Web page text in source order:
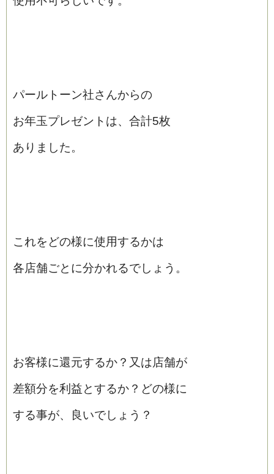
パールトーン社さんからの
お年玉プレゼントは、合計5枚
ありました。
これをどの様に使用するかは
各店舗ごとに分かれるでしょう。
お客様に還元するか？又は店舗が
差額分を利益とするか？どの様に
する事が、良いでしょう？